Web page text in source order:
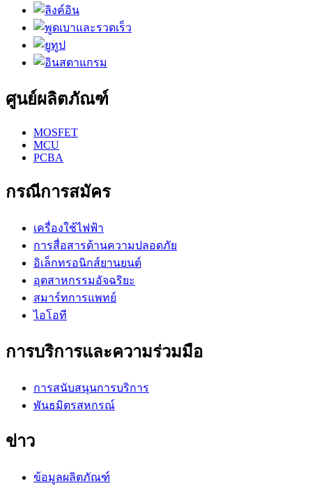
ศูนย์ผลิตภัณฑ์
MOSFET
MCU
PCBA
กรณีการสมัคร
เครื่องใช้ไฟฟ้า
การสื่อสารด้านความปลอดภัย
อิเล็กทรอนิกส์ยานยนต์
อุตสาหกรรมอัจฉริยะ
สมาร์ทการแพทย์
ไอโอที
การบริการและความร่วมมือ
การสนับสนุนการบริการ
พันธมิตรสหกรณ์
ข่าว
ข้อมูลผลิตภัณฑ์